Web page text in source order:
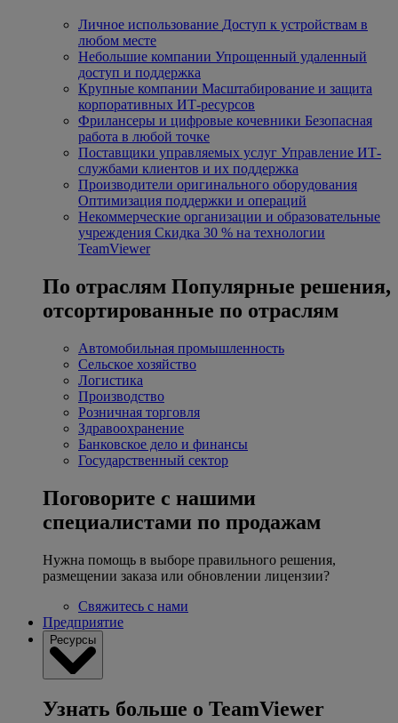
Личное использование Доступ к устройствам в
любом месте
Небольшие компании Упрощенный удаленный
доступ и поддержка
Крупные компании Масштабирование и защита
корпоративных ИТ-ресурсов
Фрилансеры и цифровые кочевники Безопасная
работа в любой точке
Поставщики управляемых услуг Управление ИТ-
службами клиентов и их поддержка
Производители оригинального оборудования
Оптимизация поддержки и операций
Некоммерческие организации и образовательные
учреждения Скидка 30 % на технологии
TeamViewer
По отраслям Популярные решения,
отсортированные по отраслям
Автомобильная промышленность
Сельское хозяйство
Логистика
Производство
Розничная торговля
Здравоохранение
Банковское дело и финансы
Государственный сектор
Поговорите с нашими
специалистами по продажам
Нужна помощь в выборе правильного решения,
размещении заказа или обновлении лицензии?
Свяжитесь с нами
Предприятие
Ресурсы
Узнать больше о TeamViewer